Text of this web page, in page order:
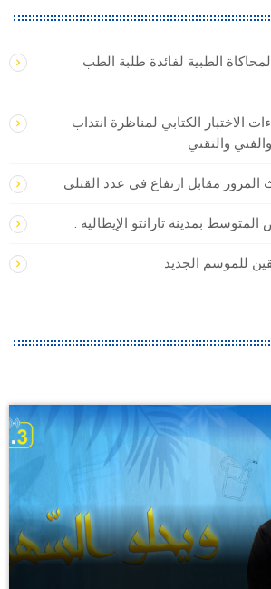
الطبية لفائدة طلبة الطب
الكتابي لمناظرة انتداب
والتقني
مقابل ارتفاع في عدد القتلى
المتوسط بمدينة تارانتو الإيطالية :
للموسم الجديد